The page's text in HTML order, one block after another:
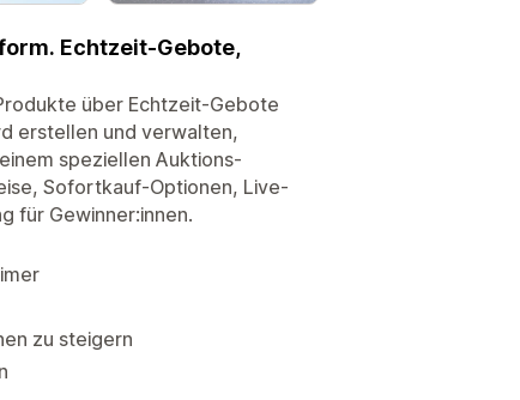
Echtzeit-Gebote,
über Echtzeit-Gebote
erstellen und verwalten,
speziellen Auktions-
Sofortkauf-Optionen, Live-
für Gewinner:innen.
zu steigern